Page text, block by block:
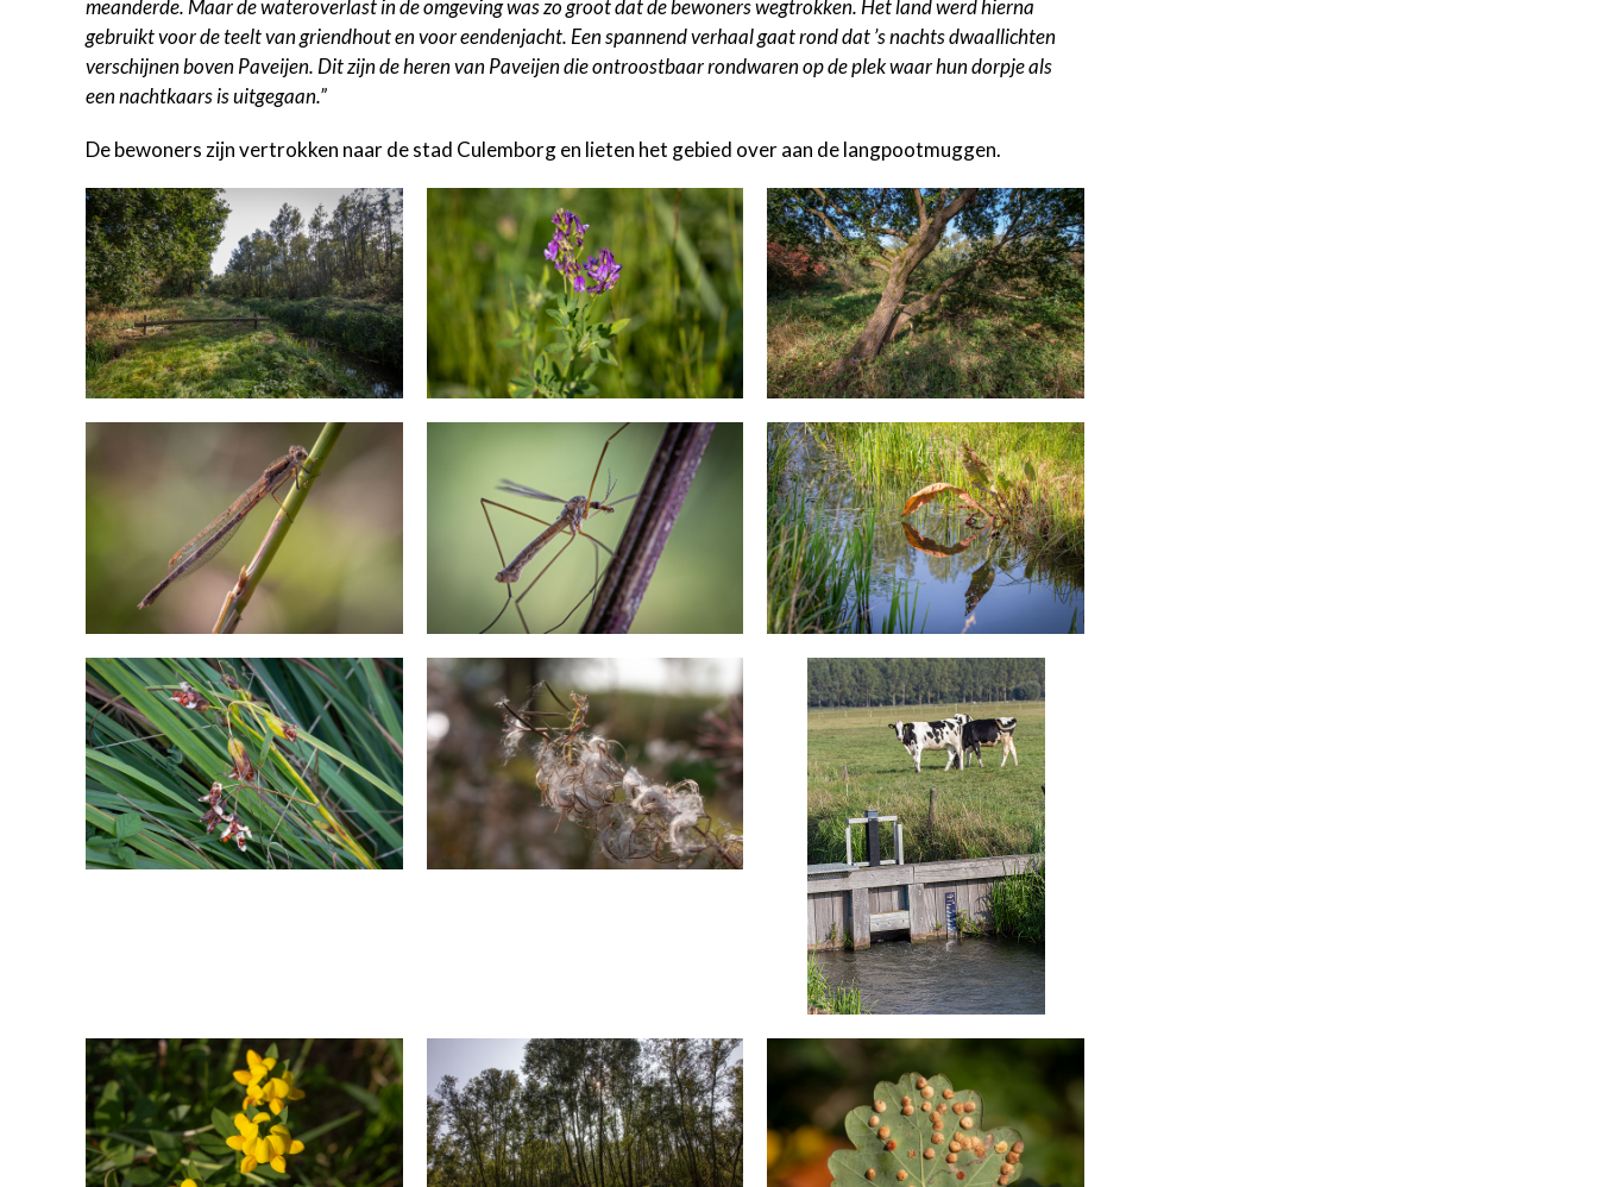
meanderde. Maar de wateroverlast in de omgeving was zo groot dat de bewoners wegtrokken. Het land werd hierna
gebruikt voor de teelt van griendhout en voor eendenjacht. Een spannend verhaal gaat rond dat ’s nachts dwaallichten
verschijnen boven Paveijen. Dit zijn de heren van Paveijen die ontroostbaar rondwaren op de plek waar hun dorpje als
een nachtkaars is uitgegaan.”
De bewoners zijn vertrokken naar de stad Culemborg en lieten het gebied over aan de langpootmuggen.